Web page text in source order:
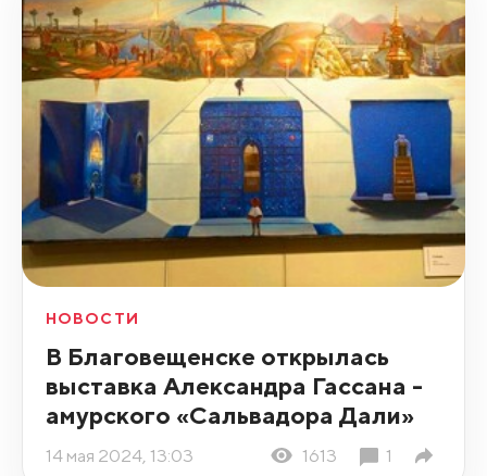
НОВОСТИ
В Благовещенске открылась
выставка Александра Гассана -
амурского «Сальвадора Дали»
14 мая 2024, 13:03 1613 1